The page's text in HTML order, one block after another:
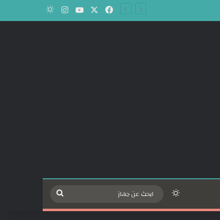
فيسبوك‫YouTube
انستقرامالوضع المظلم
الوضع المظلم
ابحث
عن